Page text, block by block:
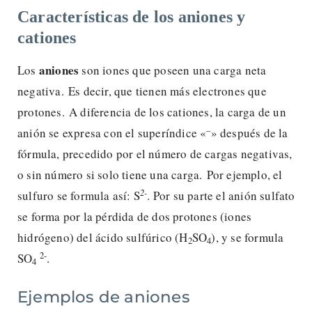
Características de los aniones y
cationes
Los aniones son iones que poseen una carga neta
negativa. Es decir, que tienen más electrones que
protones. A diferencia de los cationes, la carga de un
anión se expresa con el superíndice «–» después de la
fórmula, precedido por el número de cargas negativas,
o sin número si solo tiene una carga. Por ejemplo, el
sulfuro se formula así: S2-. Por su parte el anión sulfato
se forma por la pérdida de dos protones (iones
hidrógeno) del ácido sulfúrico (H2SO4), y se formula
SO4
2-.
Ejemplos de aniones